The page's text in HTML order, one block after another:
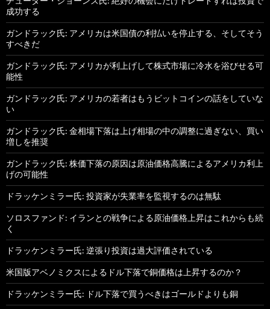
成功する
ガンドラック氏: アメリカは米国債の利払いを停止する、そしてそう
すべきだ
ガンドラック氏: アメリカが利上げして株式市場に冷水を浴びせる可
能性
ガンドラック氏: アメリカの若者はもうビットコインの話をしていな
い
ガンドラック氏: 金相場下落は上げ相場の中の調整に過ぎない、買い
増しを推奨
ガンドラック氏: 株価下落の原因は原油価格高騰によるアメリカ利上
げの可能性
ドラッケンミラー氏: 投資家が失業率を監視するのは無駄
ソロスファンド: イランとの戦争による原油価格上昇はこれからも続
く
ドラッケンミラー氏: 逆張り投資は過大評価されている
米国版アベノミクスによるドル下落で銅価格は上昇するのか？
ドラッケンミラー氏: ドル下落で買うべきはゴールドよりも銅